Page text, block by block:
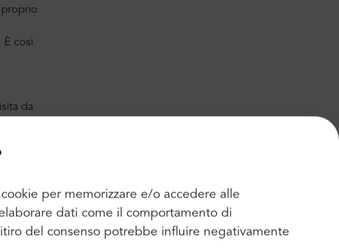
per memorizzare e/o accedere alle
dati come il comportamento di
del consenso potrebbe influire negativamente
proprio
È così
da
ogni
e